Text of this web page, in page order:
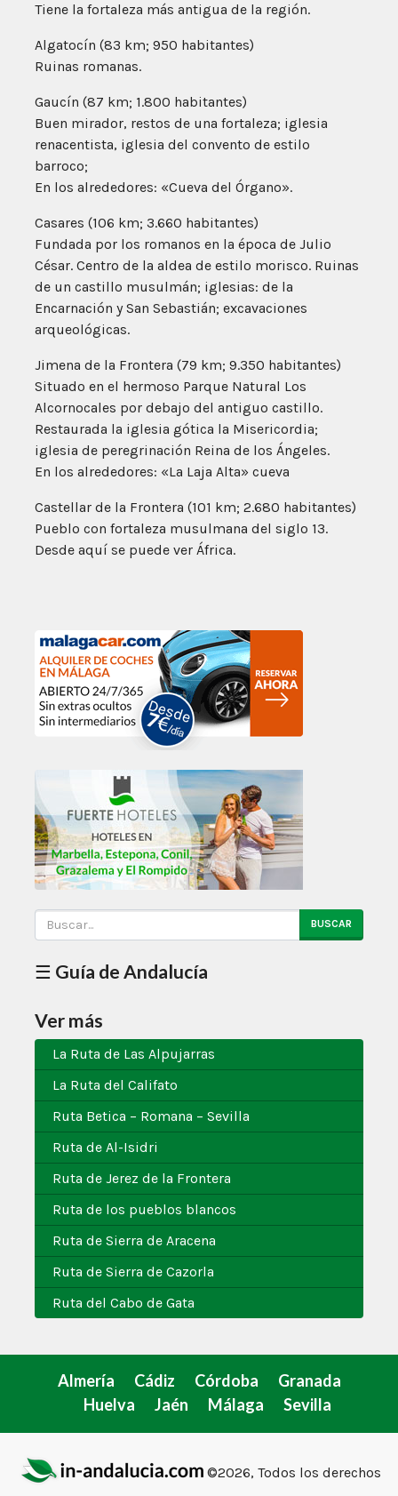
Tiene la fortaleza más antigua de la región.
Algatocín (83 km; 950 habitantes)
Ruinas romanas.
Gaucín (87 km; 1.800 habitantes)
Buen mirador, restos de una fortaleza; iglesia
renacentista, iglesia del convento de estilo
barroco;
En los alrededores: «Cueva del Órgano».
Casares (106 km; 3.660 habitantes)
Fundada por los romanos en la época de Julio
César. Centro de la aldea de estilo morisco. Ruinas
de un castillo musulmán; iglesias: de la
Encarnación y San Sebastián; excavaciones
arqueológicas.
Jimena de la Frontera (79 km; 9.350 habitantes)
Situado en el hermoso Parque Natural Los
Alcornocales por debajo del antiguo castillo.
Restaurada la iglesia gótica la Misericordia;
iglesia de peregrinación Reina de los Ángeles.
En los alrededores: «La Laja Alta» cueva
Castellar de la Frontera (101 km; 2.680 habitantes)
Pueblo con fortaleza musulmana del siglo 13.
Desde aquí se puede ver África.
BUSCAR
☰ Guía de Andalucía
Ver más
La Ruta de Las Alpujarras
La Ruta del Califato
Ruta Betica – Romana – Sevilla
Ruta de Al-Isidri
Ruta de Jerez de la Frontera
Ruta de los pueblos blancos
Ruta de Sierra de Aracena
Ruta de Sierra de Cazorla
Ruta del Cabo de Gata
Almería Cádiz Córdoba
Granada
Huelva
Jaén Málaga Sevilla
©2026, Todos los derechos